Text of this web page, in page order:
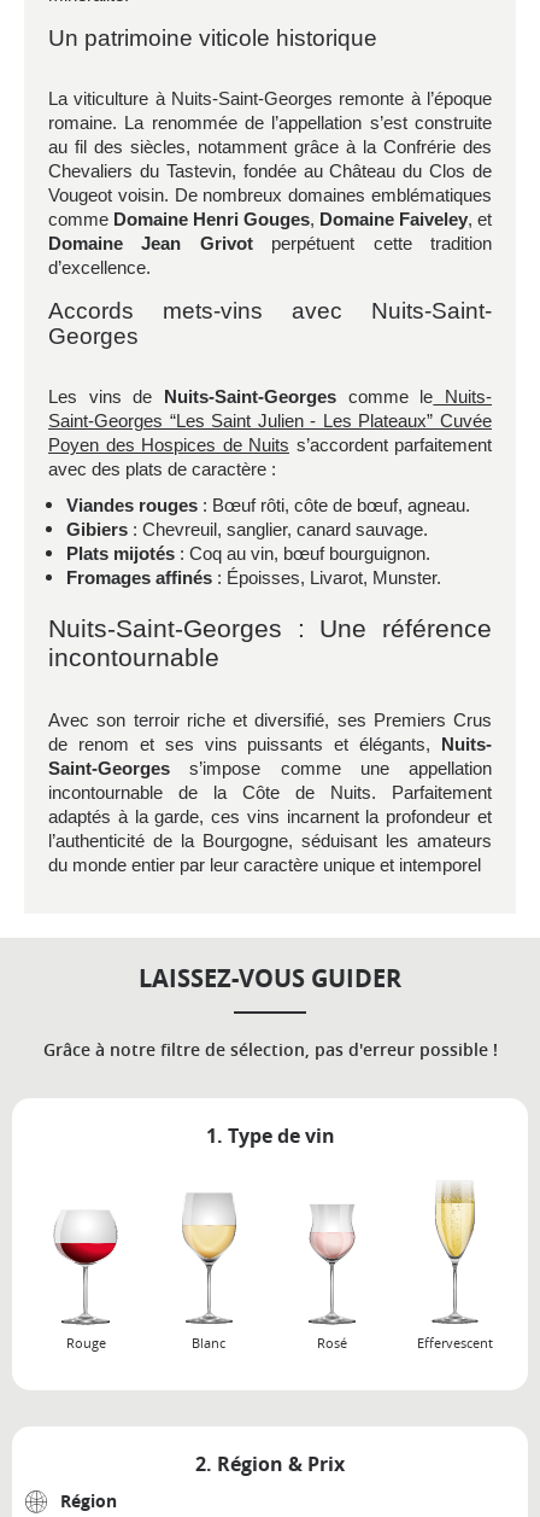
Un patrimoine viticole historique
La viticulture à Nuits-Saint-Georges remonte à l’époque
romaine. La renommée de l’appellation s’est construite
au fil des siècles, notamment grâce à la Confrérie des
Chevaliers du Tastevin, fondée au Château du Clos de
Vougeot voisin. De nombreux domaines emblématiques
comme Domaine Henri Gouges, Domaine Faiveley, et
Domaine Jean Grivotperpétuent cette tradition
d’excellence.
Accords mets-vins avec Nuits-Saint-
Georges
Les vins de Nuits-Saint-Georges comme le Nuits-
Saint-Georges “Les Saint Julien - Les Plateaux” Cuvée
Poyen des Hospices de Nuits s’accordent parfaitement
avec des plats de caractère :
Viandes rouges : Bœuf rôti, côte de bœuf, agneau.
Gibiers : Chevreuil, sanglier, canard sauvage.
Plats mijotés : Coq au vin, bœuf bourguignon.
Fromages affinés : Époisses, Livarot, Munster.
Nuits-Saint-Georges : Une référence
incontournable
Avec son terroir riche et diversifié, ses Premiers Crus
de renom et ses vins puissants et élégants,
Nuits-
Saint-Georges s’impose comme une appellation
incontournable de la Côte de Nuits. Parfaitement
adaptés à la garde, ces vins incarnent la profondeur et
l’authenticité de la Bourgogne, séduisant les amateurs
du monde entier par leur caractère unique et intemporel
LAISSEZ-VOUS GUIDER
Grâce à notre filtre de sélection, pas d'erreur possible !
1. Type de vin
Rouge Blanc Rosé Effervescent
2. Région & Prix
Région